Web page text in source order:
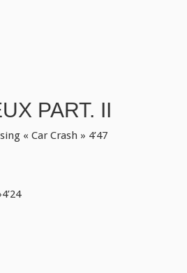
PART. II
« Car Crash » 4’47